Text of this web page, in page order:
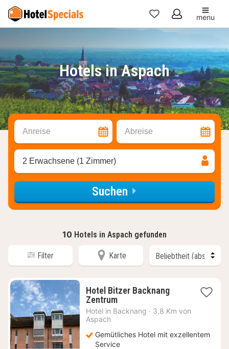
Meine
menu
Hotels in Aspach
Anreise Abreise
2 Erwachsene (1 Zimmer)
Suchen
10 Hotels in Aspach gefunden
Filter Karte
Hotel Bitzer Backnang
Zentrum1
Nacht
€
Hotel in Backnang · 3.8 Km von
Aspach
Gemütliches Hotel mit exzellentem
Service